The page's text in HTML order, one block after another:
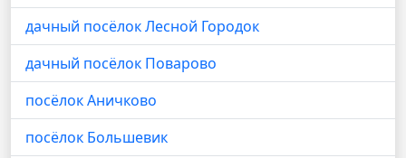
дачный посёлок Лесной Городок
дачный посёлок Поварово
посёлок Аничково
посёлок Большевик